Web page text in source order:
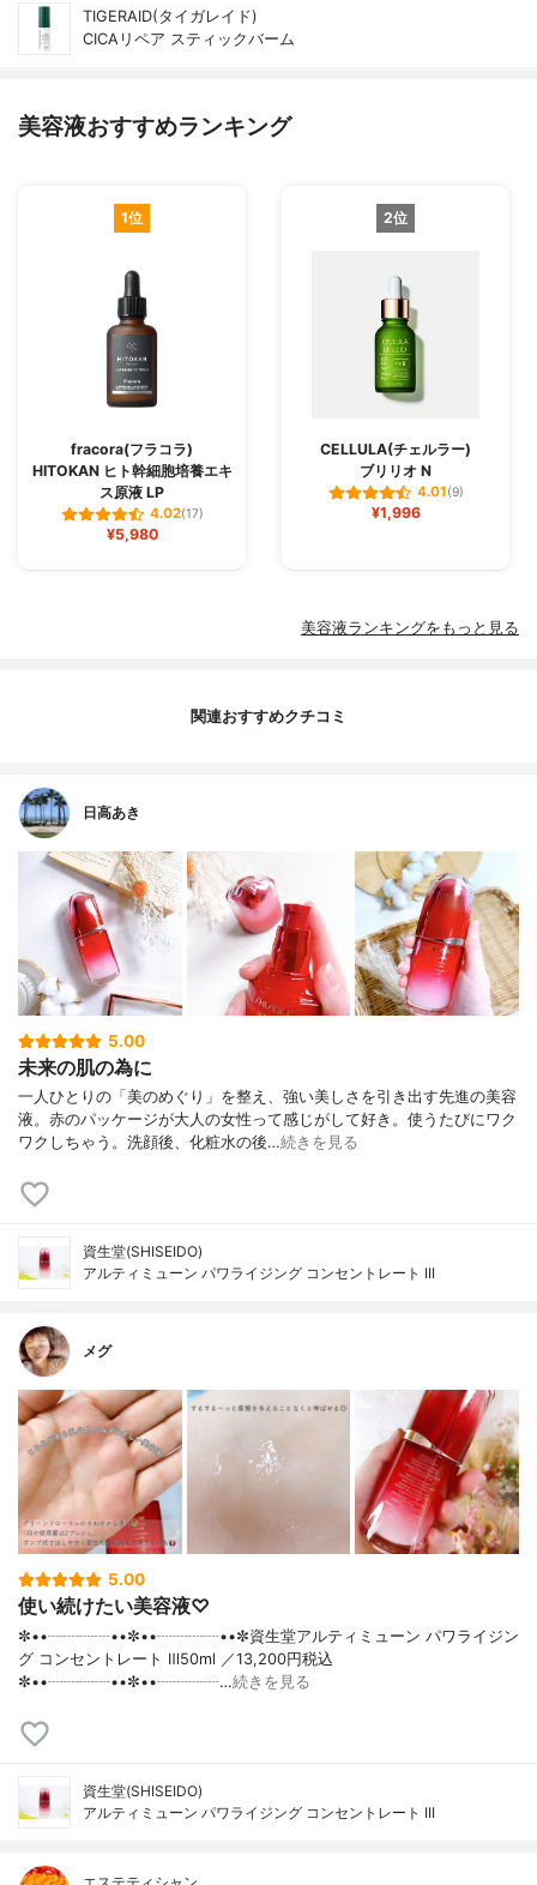
TIGERAID(タイガレイド)
CICAリペア スティックバーム
美容液おすすめランキング
1位
fracora(フラコラ)
HITOKAN ヒト幹細胞培養エキ
ス原液 LP
4.02(17)
¥5,980
2位
CELLULA(チェルラー)
ブリリオ N
4.01(9)
¥1,996
美容液ランキングをもっと見る
関連おすすめクチコミ
日高あき
5.00
未来の肌の為に
一人ひとりの「美のめぐり」を整え、強い美しさを引き出す先進の美容
液。赤のパッケージが大人の女性って感じがして好き。使うたびにワク
ワクしちゃう。洗顔後、化粧水の後…続きを見る
資生堂(SHISEIDO)
アルティミューン パワライジング コンセントレート III
メグ
5.00
使い続けたい美容液♡
✼••┈┈┈┈••✼••┈┈┈┈••✼資生堂アルティミューン パワライジン
グ コンセントレート Ⅲ50ml ／13,200円税込
✼••┈┈┈┈••✼••┈┈┈┈…続きを見る
資生堂(SHISEIDO)
アルティミューン パワライジング コンセントレート III